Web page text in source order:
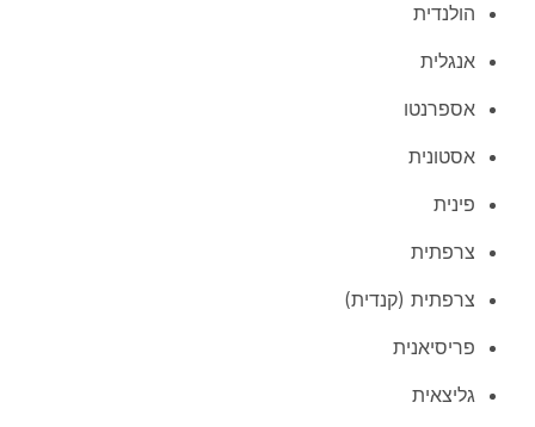
הולנדית
אנגלית
אספרנטו
אסטונית
פינית
צרפתית
צרפתית (קנדית)
פריסיאנית
גליצאית